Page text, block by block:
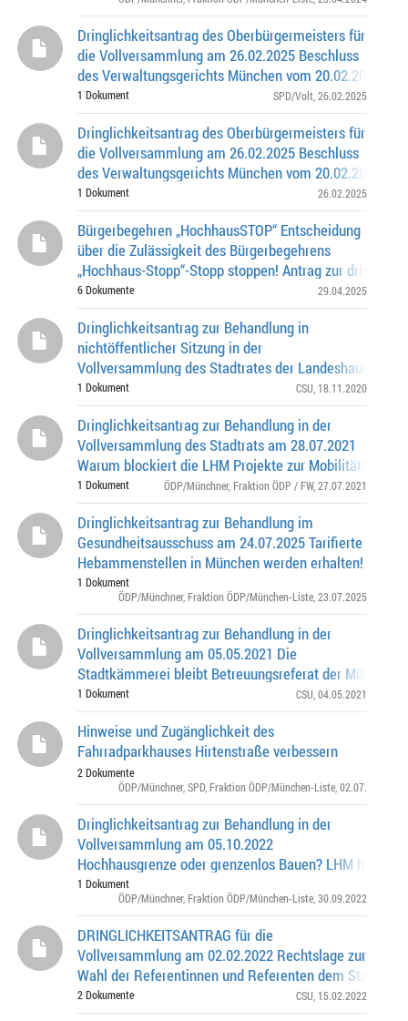
Dringlichkeitsantrag des Oberbürgermeisters für
die Vollversammlung am 26.02.2025 Beschluss
des Verwaltungsgerichts München vom 20.02.2025,
24.6758, Leitung Kulturreferat Entscheidung üb
1 Dokument SPD/Volt , 26.02.2025
Dringlichkeitsantrag des Oberbürgermeisters für
die Vollversammlung am 26.02.2025 Beschluss
des Verwaltungsgerichts München vom 20.02.2025,
24.6758, Leitung Kulturreferat Entscheidung
1 Dokument 26.02.2025
Bürgerbegehren „HochhausSTOP“ Entscheidung
über die Zulässigkeit des Bürgerbegehrens
„Hochhaus-Stopp“-Stopp stoppen! Antrag zur
Behandlung in der Vollversammlung am 30.04.2025 Ant
6 Dokumente 29.04.2025
Dringlichkeitsantrag zur Behandlung in
nichtöffentlicher Sitzung in der
Vollversammlung des Stadtrates der Landeshauptstadt
München am 19.11.2020 Cyberattacke auf die IT der
GmbH
1 Dokument CSU , 18.11.2020
Dringlichkeitsantrag zur Behandlung in der
Vollversammlung des Stadtrats am 28.07.2021
Warum blockiert die LHM Projekte zur
1 Dokument ÖDP/Münchner, Fraktion ÖDP / FW, 27.07.2021
Dringlichkeitsantrag zur Behandlung im
Gesundheitsausschuss am 24.07.2025 Tarifierte
Hebammenstellen in München werden erhalten!
1 Dokument
ÖDP/Münchner, Fraktion ÖDP/München-Liste , 23.07.2025
Dringlichkeitsantrag zur Behandlung in der
Vollversammlung am 05.05.2021 Die
Stadtkämmerei bleibt Betreuungsreferat der München
gGmbH, um deren Zukunft zu sichern und sie vor der
1 Dokument CSU , 04.05.2021
Hinweise und Zugänglichkeit des
Fahrradparkhauses Hirtenstraße verbessern
2 Dokumente
ÖDP/Münchner, SPD, Fraktion ÖDP/München-Liste , 02.07.
Dringlichkeitsantrag zur Behandlung in der
Vollversammlung am 05.10.2022
Hochhausgrenze oder grenzenlos Bauen? LHM holt ein
Rechtsgutachten zur Zulässigkeit einer für die ganze
verbindlich
1 Dokument
ÖDP/Münchner, Fraktion ÖDP/München-Liste , 30.09.2022
DRINGLICHKEITSANTRAG für die
Vollversammlung am 02.02.2022 Rechtslage zur
Wahl der Referentinnen und Referenten dem Stadtrat
Wahl transparent darstellen!
2 Dokumente CSU , 15.02.2022